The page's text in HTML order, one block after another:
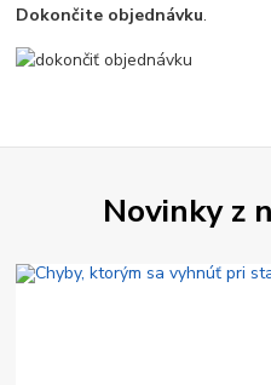
Dokončite objednávku.
Novinky z